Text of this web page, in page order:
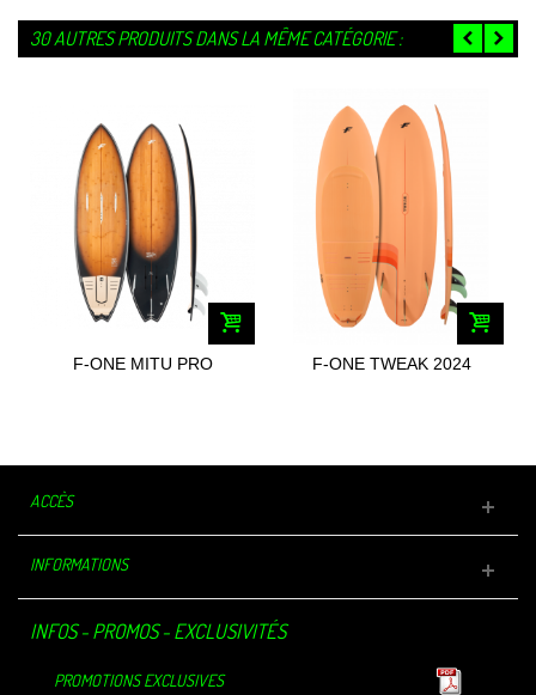
30 AUTRES PRODUITS DANS LA MÊME CATÉGORIE :
F-ONE MITU PRO
F-ONE TWEAK 2024
ACCÈS
INFORMATIONS
INFOS - PROMOS - EXCLUSIVITÉS
PROMOTIONS EXCLUSIVES